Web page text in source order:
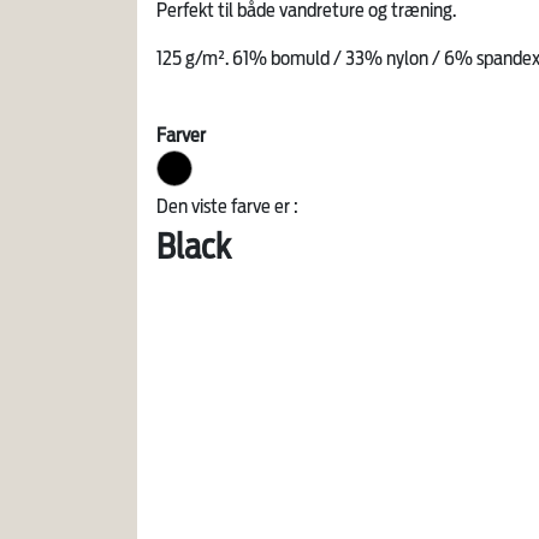
Perfekt til både vandreture og træning.
125 g/m². 61% bomuld / 33% nylon / 6% spandex
Farver
Den viste farve er :
Black